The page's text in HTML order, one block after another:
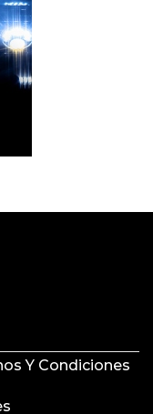
Y Condiciones